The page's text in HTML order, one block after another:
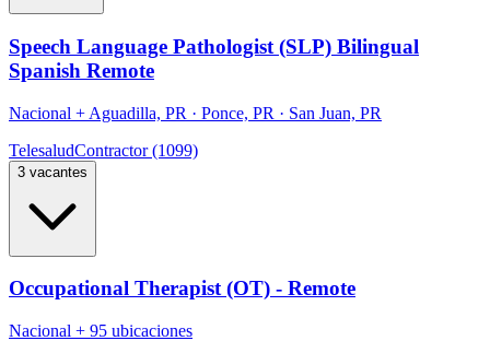
Speech Language Pathologist (SLP) Bilingual
Spanish Remote
Nacional + Aguadilla, PR · Ponce, PR · San Juan, PR
TelesaludContractor (1099)
3 vacantes
Occupational Therapist (OT) - Remote
Nacional + 95 ubicaciones